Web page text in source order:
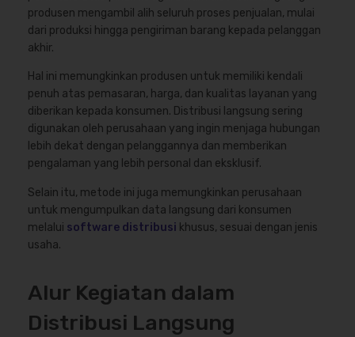
produsen mengambil alih seluruh proses penjualan, mulai
dari produksi hingga pengiriman barang kepada pelanggan
akhir.
Hal ini memungkinkan produsen untuk memiliki kendali
penuh atas pemasaran, harga, dan kualitas layanan yang
diberikan kepada konsumen. Distribusi langsung sering
digunakan oleh perusahaan yang ingin menjaga hubungan
lebih dekat dengan pelanggannya dan memberikan
pengalaman yang lebih personal dan eksklusif.
Selain itu, metode ini juga memungkinkan perusahaan
untuk mengumpulkan data langsung dari konsumen
melalui software distribusi khusus, sesuai dengan jenis
usaha.
Alur Kegiatan dalam
Distribusi Langsung